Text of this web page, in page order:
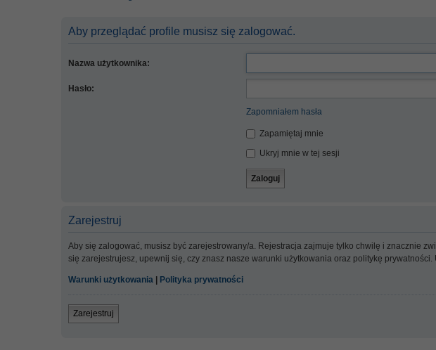
Aby przeglądać profile musisz się zalogować.
Nazwa użytkownika:
Hasło:
Zapomniałem hasła
Zapamiętaj mnie
Ukryj mnie w tej sesji
Zarejestruj
Aby się zalogować, musisz być zarejestrowany/a. Rejestracja zajmuje tylko chwilę i znacznie
się zarejestrujesz, upewnij się, czy znasz nasze warunki użytkowania oraz politykę
Warunki użytkowania Polityka prywatności
Zarejestruj